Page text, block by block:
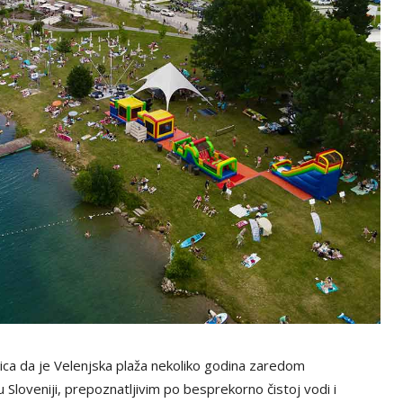
da je Velenjska plaža nekoliko godina zaredom
Sloveniji, prepoznatljivim po besprekorno čistoj vodi i